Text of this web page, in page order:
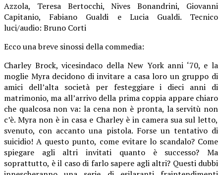
Azzola, Teresa Bertocchi, Nives Bonandrini, Giovanni
Capitanio, Fabiano Gualdi e Lucia Gualdi. Tecnico
luci/audio: Bruno Corti
Ecco una breve sinossi della commedia:
Charley Brock, vicesindaco della New York anni ‘70, e la
moglie Myra decidono di invitare a casa loro un gruppo di
amici dell’alta società per festeggiare i dieci anni di
matrimonio, ma all’arrivo della prima coppia appare chiaro
che qualcosa non va: la cena non è pronta, la servitù non
c’è. Myra non è in casa e Charley è in camera sua sul letto,
svenuto, con accanto una pistola. Forse un tentativo di
suicidio! A questo punto, come evitare lo scandalo? Come
spiegare agli altri invitati quanto è successo? Ma
soprattutto, è il caso di farlo sapere agli altri? Questi dubbi